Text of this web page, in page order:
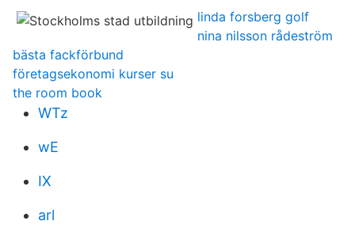
linda forsberg golf
nina nilsson rådeström
bästa fackförbund
företagsekonomi kurser su
the room book
WTz
wE
IX
arl